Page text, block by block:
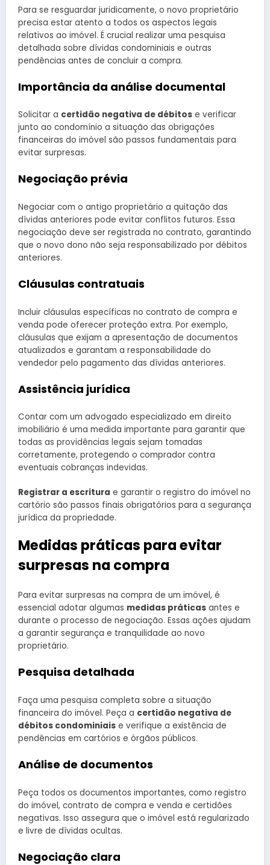
Para se resguardar juridicamente, o novo proprietário
precisa estar atento a todos os aspectos legais
relativos ao imóvel. É crucial realizar uma pesquisa
detalhada sobre dívidas condominiais e outras
pendências antes de concluir a compra.
Importância da análise documental
Solicitar a certidão negativa de débitos e verificar
junto ao condomínio a situação das obrigações
financeiras do imóvel são passos fundamentais para
evitar surpresas.
Negociação prévia
Negociar com o antigo proprietário a quitação das
dívidas anteriores pode evitar conflitos futuros. Essa
negociação deve ser registrada no contrato, garantindo
que o novo dono não seja responsabilizado por débitos
anteriores.
Cláusulas contratuais
Incluir cláusulas específicas no contrato de compra e
venda pode oferecer proteção extra. Por exemplo,
cláusulas que exijam a apresentação de documentos
atualizados e garantam a responsabilidade do
vendedor pelo pagamento das dívidas anteriores.
Assistência jurídica
Contar com um advogado especializado em direito
imobiliário é uma medida importante para garantir que
todas as providências legais sejam tomadas
corretamente, protegendo o comprador contra
eventuais cobranças indevidas.
Registrar a escritura e garantir o registro do imóvel no
cartório são passos finais obrigatórios para a segurança
jurídica da propriedade.
Medidas práticas para evitar
surpresas na compra
Para evitar surpresas na compra de um imóvel, é
essencial adotar algumas medidas práticas antes e
durante o processo de negociação. Essas ações ajudam
a garantir segurança e tranquilidade ao novo
proprietário.
Pesquisa detalhada
Faça uma pesquisa completa sobre a situação
financeira do imóvel. Peça a certidão negativa de
débitos condominiais e verifique a existência de
pendências em cartórios e órgãos públicos.
Análise de documentos
Peça todos os documentos importantes, como registro
do imóvel, contrato de compra e venda e certidões
negativas. Isso assegura que o imóvel está regularizado
e livre de dívidas ocultas.
Negociação clara